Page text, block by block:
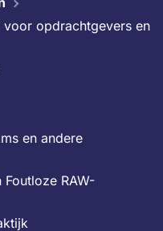
voor opdrachtgevers en
en andere
Foutloze RAW-